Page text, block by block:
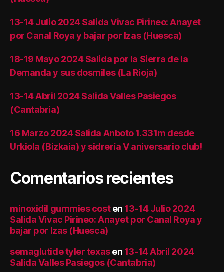
13-14 Julio 2024 Salida Vivac Pirineo: Anayet
por Canal Roya y bajar por Izas (Huesca)
18-19 Mayo 2024 Salida por la Sierra de la
Demanda y sus dosmiles (La Rioja)
13-14 Abril 2024 Salida Valles Pasiegos
(Cantabria)
16 Marzo 2024 Salida Anboto 1.331m desde
Urkiola (Bizkaia) y sidrería V aniversario club!
Comentarios recientes
minoxidil gummies costen 13-14 Julio 2024
Salida Vivac Pirineo: Anayet por Canal Roya y
bajar por Izas (Huesca)
semaglutide tyler texasen 13-14 Abril 2024
Salida Valles Pasiegos (Cantabria)